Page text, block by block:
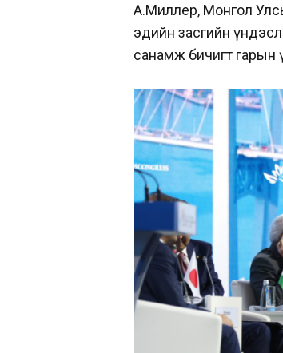
А.Миллер, Монгол
эдийн засгийн
санамж бичигт гарын